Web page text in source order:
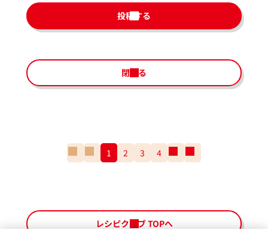
投稿する
閉じる
番
ペ
ー
の
1 2 3 4
の
番
ペ
ー
レシピクラブ TOPへ